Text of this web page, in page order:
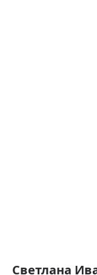
Светлана